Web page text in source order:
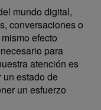
mundo digital,
conversaciones o
efecto
para
atención es
estado de
un esfuerzo